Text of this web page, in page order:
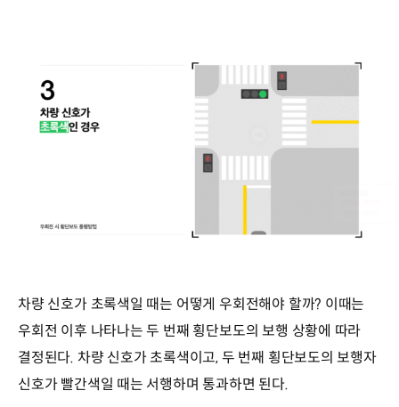
차량 신호가 초록색일 때는 어떻게 우회전해야 할까? 이때는
우회전 이후 나타나는 두 번째 횡단보도의 보행 상황에 따라
결정된다. 차량 신호가 초록색이고, 두 번째 횡단보도의 보행자
신호가 빨간색일 때는 서행하며 통과하면 된다.